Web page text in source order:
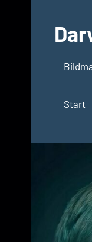
springen
Start